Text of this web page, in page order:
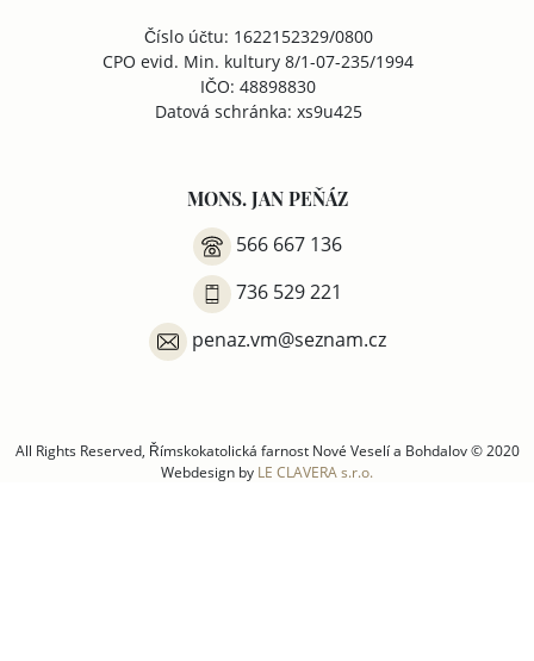
Číslo účtu: 1622152329/0800
CPO evid. Min. kultury 8/1-07-235/1994
IČO: 48898830
Datová schránka: xs9u425
MONS. JAN PEŇÁZ
566 667 136
736 529 221
penaz.vm@seznam.cz
All Rights Reserved, Římskokatolická farnost Nové Veselí a Bohdalov © 2020
Webdesign by LE CLAVERA s.r.o.